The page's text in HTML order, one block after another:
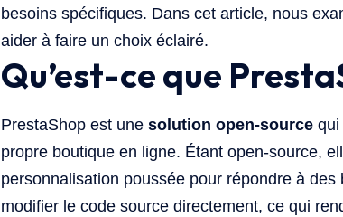
besoins spécifiques. Dans cet article, nous
aider à faire un choix éclairé.
Qu’est-ce que
PrestaShop est une solution open-source qui
propre boutique en ligne. Étant open-source,
personnalisation poussée pour répondre à
modifier le code source directement, ce qui